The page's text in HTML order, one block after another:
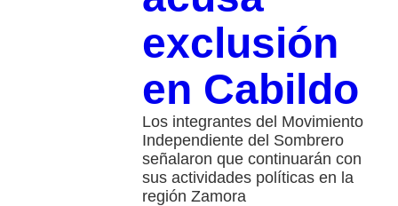
exclusión
en Cabildo
Los integrantes del Movimiento
Independiente del Sombrero
señalaron que continuarán con
sus actividades políticas en la
región Zamora